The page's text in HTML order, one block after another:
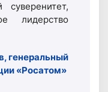
суверенитет,
лидерство
генеральный
«Росатом»